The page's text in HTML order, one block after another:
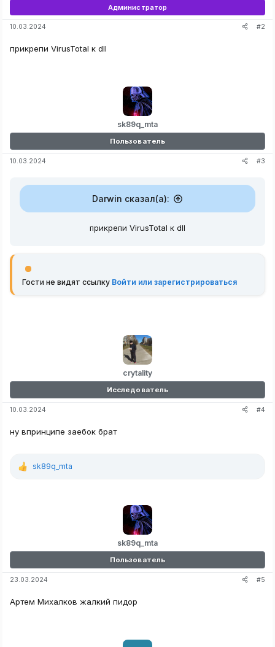
Администратор
10.03.2024 #2
прикрепи VirusTotal к dll
sk89q_mta
Пользователь
10.03.2024 #3
Darwin сказал(а):
прикрепи VirusTotal к dll
Гости не видят ссылку Войти или зарегистрироваться
crytality
Исследователь
10.03.2024 #4
ну впринципе заебок брат
Р
sk89q_mta
sk89q_mta
Пользователь
23.03.2024 #5
Артем Михалков жалкий пидор